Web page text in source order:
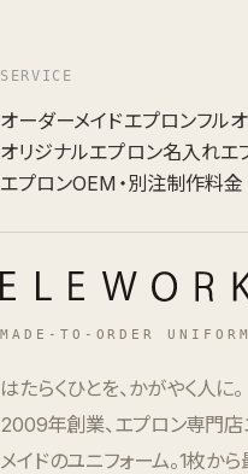
SERVICE
オーダーメイドエプロンフル
オリジナルエプロン名入れエ
エプロンOEM・別注制作料金
MADE-TO-ORDER
はたらくひとを、かがやく人に。
2009年創業、エプロン専門
メイドのユニフォーム。1枚か